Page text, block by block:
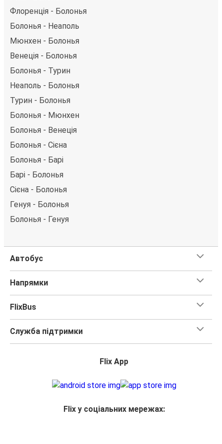
Флоренція - Болонья
Болонья - Неаполь
Мюнхен - Болонья
Венеція - Болонья
Болонья - Турин
Неаполь - Болонья
Турин - Болонья
Болонья - Мюнхен
Болонья - Венеція
Болонья - Сієна
Болонья - Барі
Барі - Болонья
Сієна - Болонья
Генуя - Болонья
Болонья - Генуя
Автобус
Напрямки
FlixBus
Служба підтримки
Flix App
Flix у соціальних мережах: